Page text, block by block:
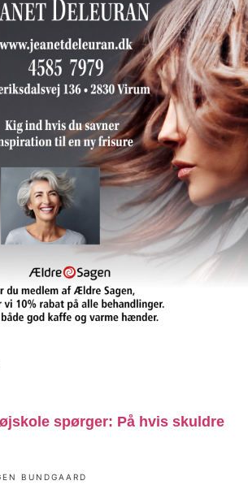
spørger: På hvis skuldre
BUNDGAARD